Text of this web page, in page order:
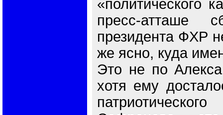
«политического
пресс-атташе
президента ФХР
же ясно, куда
Это не по
хотя ему